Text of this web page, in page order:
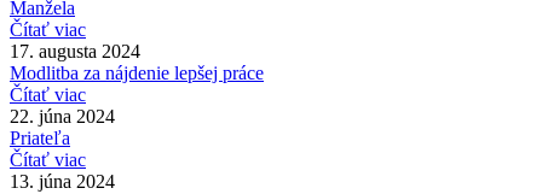
Manžela
Čítať viac
17. augusta 2024
Modlitba za nájdenie lepšej práce
Čítať viac
22. júna 2024
Priateľa
Čítať viac
13. júna 2024